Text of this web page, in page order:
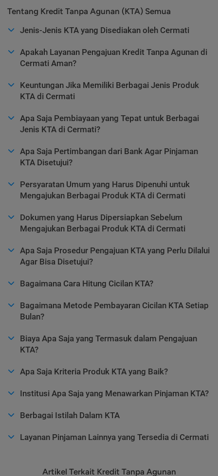
Tentang Kredit Tanpa Agunan (KTA) Semua
Jenis-Jenis KTA yang Disediakan oleh Cermati
Apakah Layanan Pengajuan Kredit Tanpa Agunan di
Cermati Aman?
Keuntungan Jika Memiliki Berbagai Jenis Produk
KTA di Cermati
Apa Saja Pembiayaan yang Tepat untuk Berbagai
Jenis KTA di Cermati?
Apa Saja Pertimbangan dari Bank Agar Pinjaman
KTA Disetujui?
Persyaratan Umum yang Harus Dipenuhi untuk
Mengajukan Berbagai Produk KTA di Cermati
Dokumen yang Harus Dipersiapkan Sebelum
Mengajukan Berbagai Produk KTA di Cermati
Apa Saja Prosedur Pengajuan KTA yang Perlu Dilalui
Agar Bisa Disetujui?
Bagaimana Cara Hitung Cicilan KTA?
Bagaimana Metode Pembayaran Cicilan KTA Setiap
Bulan?
Biaya Apa Saja yang Termasuk dalam Pengajuan
KTA?
Apa Saja Kriteria Produk KTA yang Baik?
Institusi Apa Saja yang Menawarkan Pinjaman KTA?
Berbagai Istilah Dalam KTA
Layanan Pinjaman Lainnya yang Tersedia di Cermati
Artikel Terkait Kredit Tanpa Agunan